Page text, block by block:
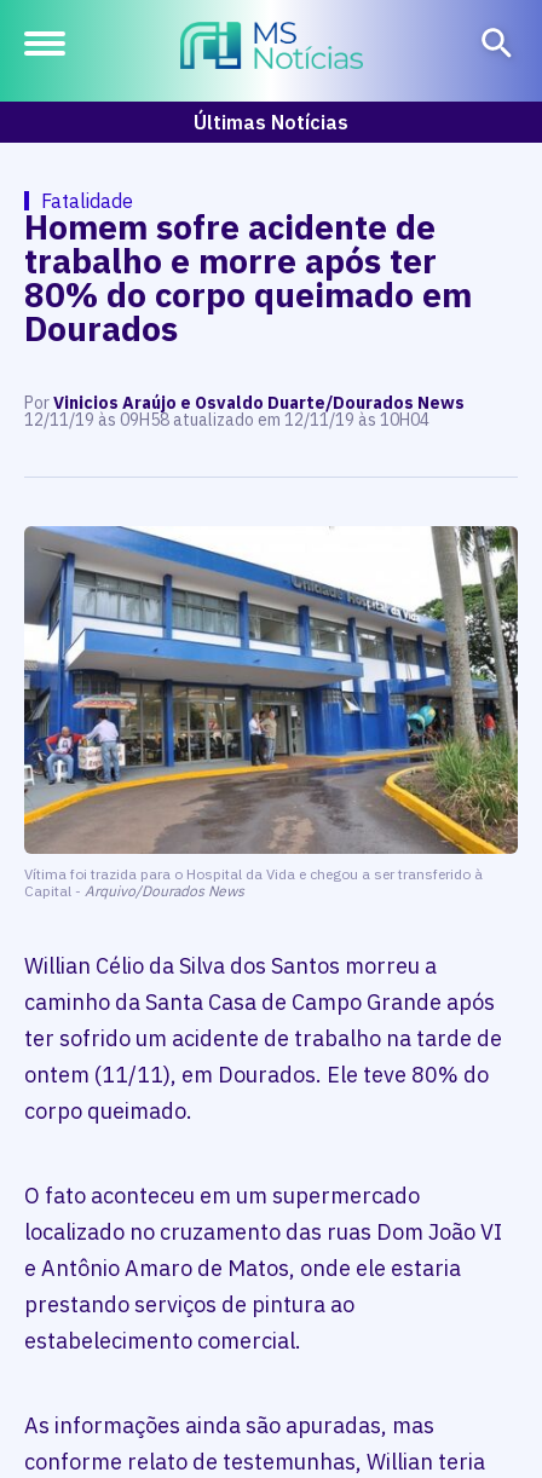
Últimas Notícias
Fatalidade
Homem sofre acidente de
trabalho e morre após ter
80% do corpo queimado em
Dourados
PorVinicios Araújo e Osvaldo Duarte/Dourados News
12/11/19 às 09H58 atualizado em 12/11/19 às 10H04
Vítima foi trazida para o Hospital da Vida e chegou a ser transferido à
Capital - Arquivo/Dourados News
Willian Célio da Silva dos Santos morreu a
caminho da Santa Casa de Campo Grande após
ter sofrido um acidente de trabalho na tarde de
ontem (11/11), em Dourados. Ele teve 80% do
corpo queimado.
O fato aconteceu em um supermercado
localizado no cruzamento das ruas Dom João VI
e Antônio Amaro de Matos, onde ele estaria
prestando serviços de pintura ao
estabelecimento comercial.
As informações ainda são apuradas, mas
conforme relato de testemunhas, Willian teria